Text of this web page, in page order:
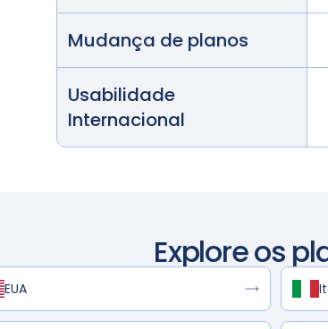
Mudança de planos
Usabilidade
Internacional
Explore os
EUA